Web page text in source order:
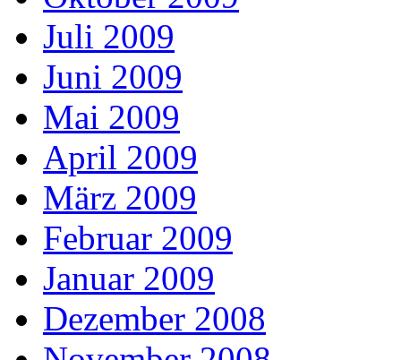
Juli 2009
Juni 2009
Mai 2009
April 2009
März 2009
Februar 2009
Januar 2009
Dezember 2008